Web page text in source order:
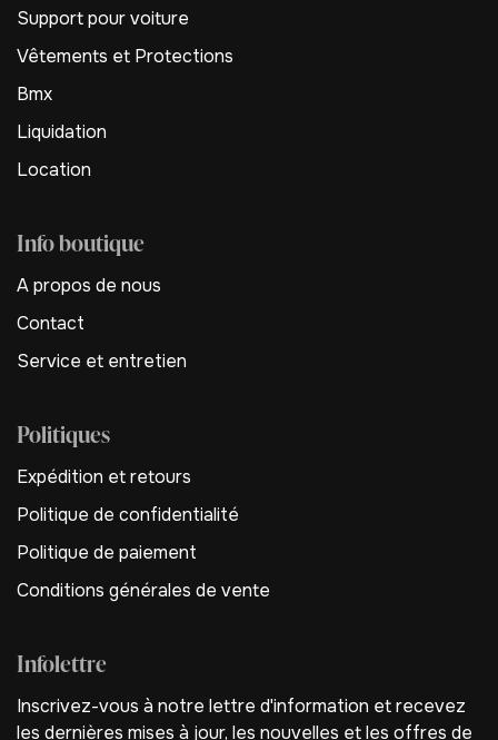
Support pour voiture
Vêtements et Protections
Bmx
Liquidation
Location
Info boutique
A propos de nous
Contact
Service et entretien
Politiques
Expédition et retours
Politique de confidentialité
Politique de paiement
Conditions générales de vente
Infolettre
Inscrivez-vous à notre lettre d'information et recevez
les dernières mises à jour, les nouvelles et les offres de